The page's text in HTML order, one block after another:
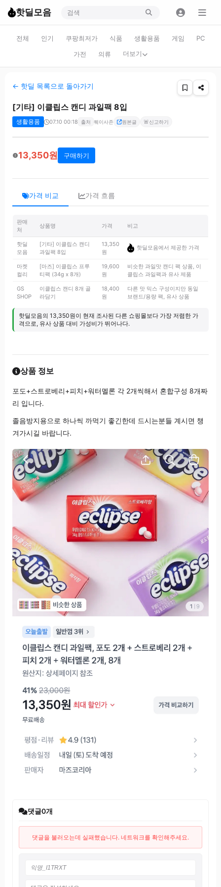
핫딜모음
전체 인기 쿠팡최저가 식품 생활용품 게임
PC
가전
의류 더보기
← 핫딜 목록으로 돌아가기
[기타] 이클립스 캔디 과일팩 8입
생활용품 07.10 00:18 출처 퀘이사존 원본글 🚨신고하기
13,350원 구매하기
가격 비교 가격 흐름
판매
처
상품명 가격 비고
핫딜
모음
[기타] 이클립스 캔디
과일팩 8입
13,350
원
핫딜모음에서 제공한 가격
마켓
컬리
[마즈] 이클립스 프루
티팩 (34g x 8개)
19,600
원
비슷한 과일맛 캔디 팩 상품, 이
클립스 과일팩과 유사 제품
GS
SHOP
이클립스 캔디 8개 골
라담기
18,400
원
다른 맛 믹스 구성이지만 동일
브랜드/용량 팩, 유사 상품
핫딜모음의 13,350원이 현재 조사된 다른 쇼핑몰보다 가장 저렴한 가
격으로, 유사 상품 대비 가성비가 뛰어나다.
상품 정보
포도+스트로베리+피치+워터멜론 각 2개씩해서 혼합구성 8개짜
리 입니다.
졸음방지용으로 하나씩 까먹기 좋긴한데 드시는분들 계시면 챙
겨가시길 바랍니다.
댓글0개
댓글을 불러오는데 실패했습니다. 네트워크를 확인해주세요.